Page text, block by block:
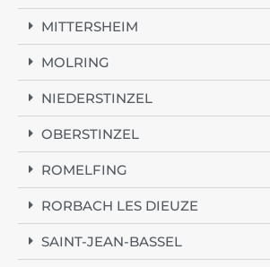
MITTERSHEIM
MOLRING
NIEDERSTINZEL
OBERSTINZEL
ROMELFING
RORBACH LES DIEUZE
SAINT-JEAN-BASSEL